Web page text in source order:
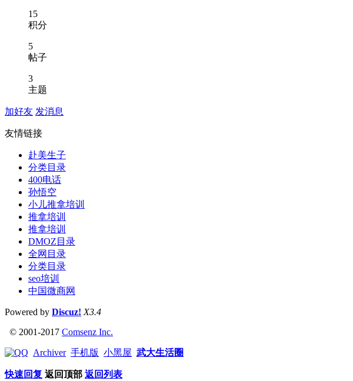
15
积分
5
帖子
3
主题
加好友 发消息
友情链接
赴美生子
分类目录
400电话
孙悟空
小儿推拿培训
推拿培训
推拿培训
DMOZ目录
全网目录
分类目录
seo培训
中国微商网
Powered by Discuz! X3.4
© 2001-2017 Comsenz Inc.
Archiver 手机版 小黑屋 武大生活圈
快速回复 返回顶部 返回列表